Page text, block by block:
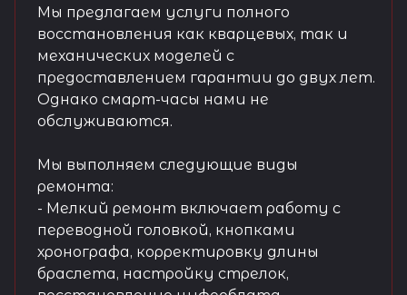
Мы предлагаем услуги полного
восстановления как кварцевых, так и
механических моделей с
предоставлением гарантии до двух лет.
Однако смарт-часы нами не
обслуживаются.
Мы выполняем следующие виды
ремонта:
- Мелкий ремонт включает работу с
переводной головкой, кнопками
хронографа, корректировку длины
браслета, настройку стрелок,